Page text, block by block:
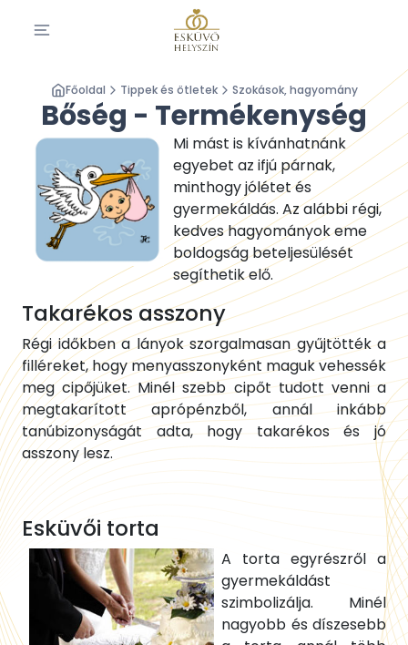
Főoldal Tippek és ötletek Szokások, hagyomány
Bőség - Termékenység
Mi mást is kívánhatnánk
egyebet az ifjú párnak,
minthogy jólétet és
gyermekáldás. Az alábbi régi,
kedves hagyományok eme
boldogság beteljesülését
segíthetik elő.
Takarékos asszony
Régi időkben a lányok szorgalmasan gyűjtötték a
filléreket, hogy menyasszonyként maguk vehessék
meg cipőjüket. Minél szebb cipőt tudott venni a
megtakarított aprópénzből, annál inkább
tanúbizonyságát adta, hogy takarékos és jó
asszony lesz.
Esküvői torta
A torta egyrészről a
gyermekáldást
szimbolizálja. Minél
nagyobb és díszesebb